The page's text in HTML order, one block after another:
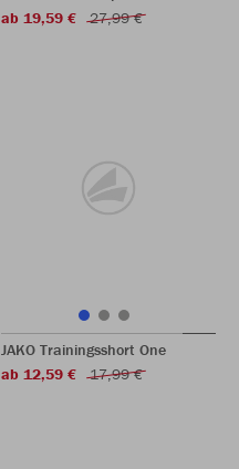
ab 19,59 €
27,99 €
JAKO Trainingsshort One
ab 12,59 €
17,99 €